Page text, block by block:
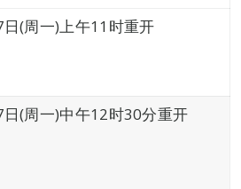
(周一)上午11时重开
(周一)中午12时30分重开